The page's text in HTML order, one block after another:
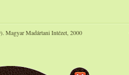
Magyar Madártani Intézet, 2000